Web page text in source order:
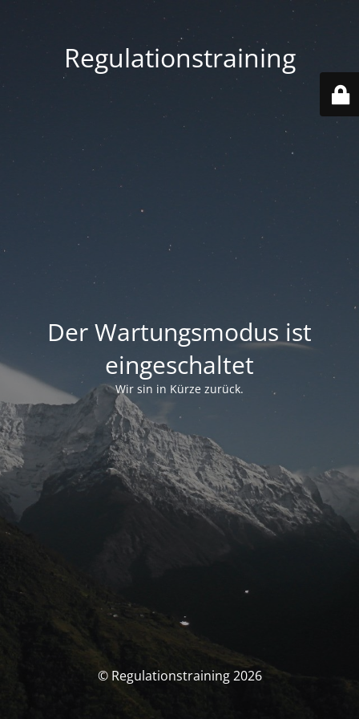
Regulationstraining
Der Wartungsmodus ist
eingeschaltet
Wir sin in Kürze zurück.
© Regulationstraining 2026